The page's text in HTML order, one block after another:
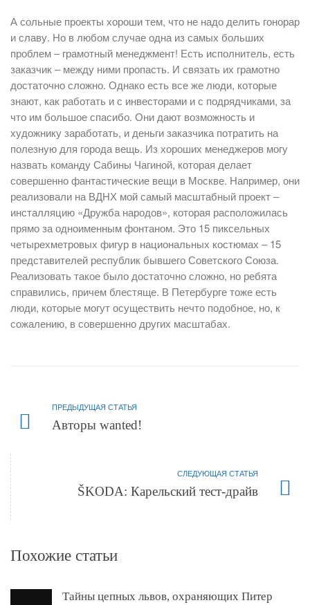
А сольные проекты хороши тем, что не надо делить гонорар
и славу. Но в любом случае одна из самых больших
проблем – грамотный менеджмент! Есть исполнитель, есть
заказчик – между ними пропасть. И связать их грамотно
достаточно сложно. Однако есть все же люди, которые
знают, как работать и с инвесторами и с подрядчиками, за
что им большое спасибо. Они дают возможность и
художнику заработать, и деньги заказчика потратить на
полезную для города вещь. Из хороших менеджеров могу
назвать команду Сабины Чагиной, которая делает
совершенно фантастические вещи в Москве. Например, они
реализовали на ВДНХ мой самый масштабный проект –
инсталляцию «Дружба народов», которая расположилась
прямо за одноименным фонтаном. Это 15 пиксельных
четырехметровых фигур в национальных костюмах – 15
представителей республик бывшего Советского Союза.
Реализовать такое было достаточно сложно, но ребята
справились, причем блестяще. В Петербурге тоже есть
люди, которые могут осуществить нечто подобное, но, к
сожалению, в совершенно других масштабах.
ПРЕДЫДУЩАЯ СТАТЬЯ
Авторы wanted!
СЛЕДУЮЩАЯ СТАТЬЯ
ŠKODA: Карельский тест-драйв
Похожие статьи
Тайны цепных львов, охраняющих Питер